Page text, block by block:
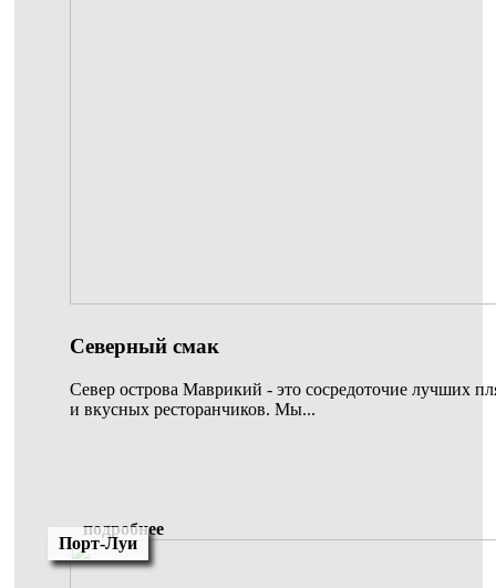
Северный смак
Север острова Маврикий - это сосредоточие лучших
и вкусных ресторанчиков. Мы...
подробнее
Порт-Луи